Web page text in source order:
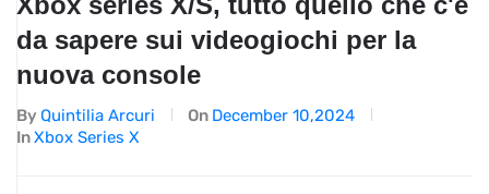
da sapere sui videogiochi per la
nuova console
By Quintilia Arcuri On December 10,2024
InXbox Series X